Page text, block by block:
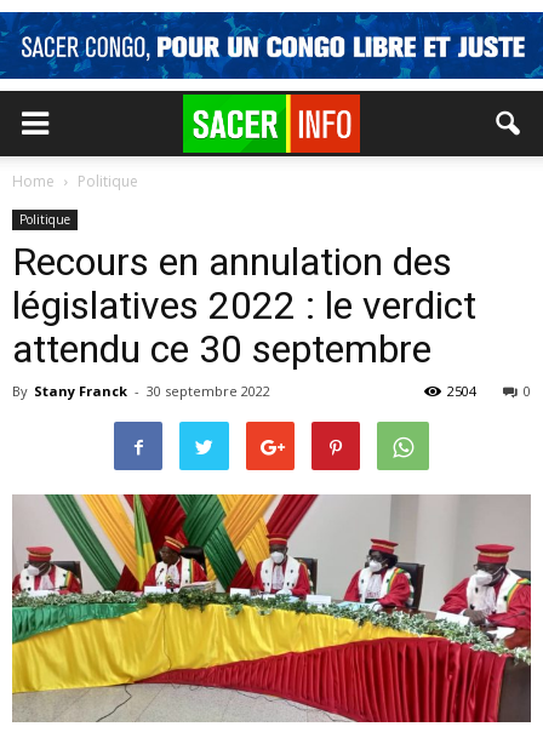
Home Politique
Politique
Recours en annulation des
législatives 2022 : le verdict
attendu ce 30 septembre
By Stany Franck - 30 septembre 2022 0
2504